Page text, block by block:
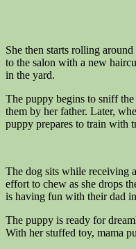
She then starts rolling
to the salon with a new
in the yard.
The puppy begins to sniff
them by her father. Later,
puppy prepares to train with
The dog sits while receiving
effort to chew as she drops
is having fun with their dad
The puppy is ready for
With her stuffed toy, mama